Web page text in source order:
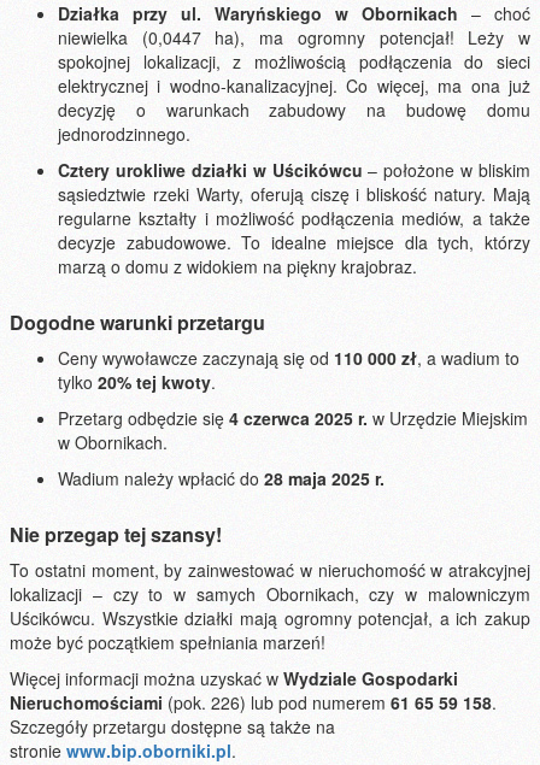
Działka przy ul. Waryńskiego w Obornikach – choć
niewielka (0,0447 ha), ma ogromny potencjał! Leży w
spokojnej lokalizacji, z możliwością podłączenia do sieci
elektrycznej i wodno-kanalizacyjnej. Co więcej, ma ona już
decyzję o warunkach zabudowy na budowę domu
jednorodzinnego.
Cztery urokliwe działki w Uścikówcu – położone w bliskim
sąsiedztwie rzeki Warty, oferują ciszę i bliskość natury. Mają
regularne kształty i możliwość podłączenia mediów, a także
decyzje zabudowowe. To idealne miejsce dla tych, którzy
marzą o domu z widokiem na piękny krajobraz.
Dogodne warunki przetargu
Ceny wywoławcze zaczynają się od 110 000 zł, a wadium to
tylko 20% tej kwoty.
Przetarg odbędzie się 4 czerwca 2025 r. w Urzędzie Miejskim
w Obornikach.
Wadium należy wpłacić do 28 maja 2025 r.
Nie przegap tej szansy!
To ostatni moment, by zainwestować w nieruchomość w atrakcyjnej
lokalizacji – czy to w samych Obornikach, czy w malowniczym
Uścikówcu. Wszystkie działki mają ogromny potencjał, a ich zakup
może być początkiem spełniania marzeń!
Więcej informacji można uzyskać w Wydziale Gospodarki
Nieruchomościami (pok. 226) lub pod numerem 61 65 59 158.
Szczegóły przetargu dostępne są także na
stronie www.bip.oborniki.pl.